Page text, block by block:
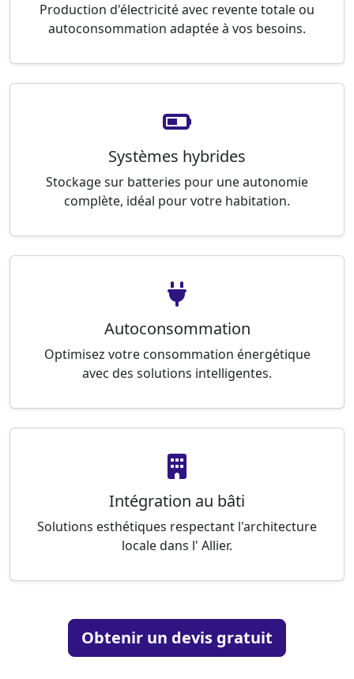
Production d'électricité avec revente totale ou
autoconsommation adaptée à vos besoins.
Systèmes hybrides
Stockage sur batteries pour une autonomie
complète, idéal pour votre habitation.
Autoconsommation
Optimisez votre consommation énergétique
avec des solutions intelligentes.
Intégration au bâti
Solutions esthétiques respectant l'architecture
locale dans l' Allier.
Obtenir un devis gratuit